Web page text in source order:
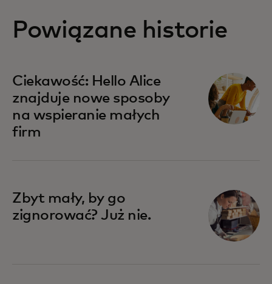
Powiązane historie
Ciekawość: Hello Alice
znajduje nowe sposoby
na wspieranie małych
firm
Zbyt mały, by go
zignorować? Już nie.